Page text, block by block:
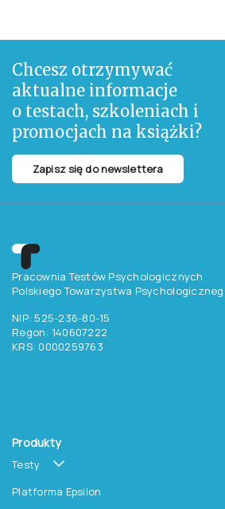
Chcesz otrzymywać
aktualne informacje
o testach, szkoleniach i
promocjach na książki?
Zapisz się do newslettera
Pracownia Testów Psychologicznych
Polskiego Towarzystwa
NIP: 525-236-80-15
Regon: 140607222
KRS: 0000259763
Produkty
Testy
Platforma Epsilon